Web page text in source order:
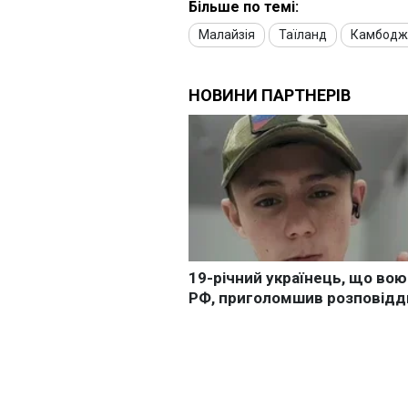
Більше по темі:
Малайзія Таїланд